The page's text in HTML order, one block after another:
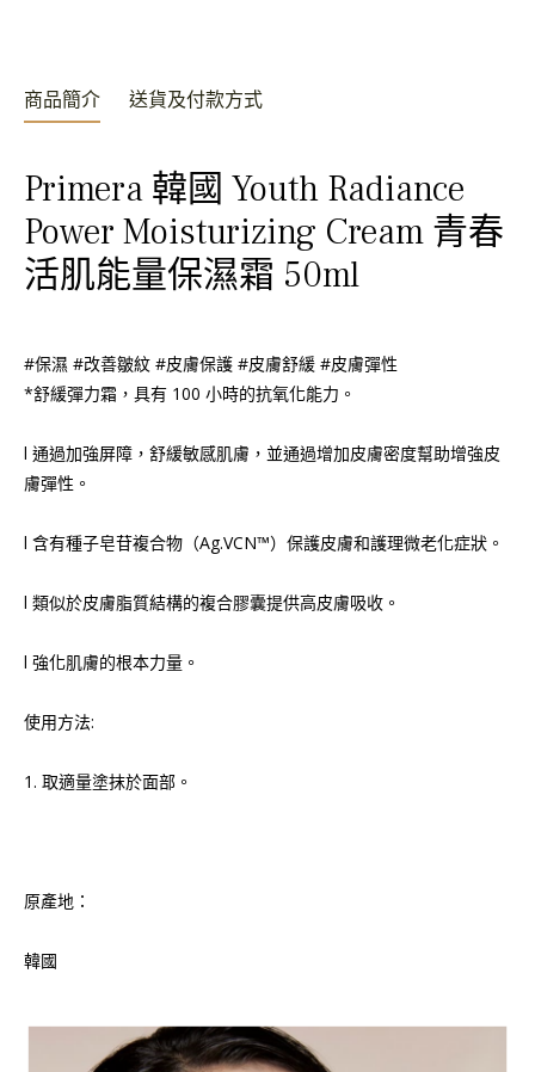
商品簡介 送貨及付款方式
Primera 韓國 Youth Radiance
Power Moisturizing Cream 青春
活肌能量保濕霜 50ml
#保濕 #改善皺紋 #皮膚保護 #皮膚舒緩 #皮膚彈性
*舒緩彈力霜，具有 100 小時的抗氧化能力。
l 通過加強屏障，舒緩敏感肌膚，並通過增加皮膚密度幫助增強皮
膚彈性。
l 含有種子皂苷複合物（Ag.VCN™）保護皮膚和護理微老化症狀。
l 類似於皮膚脂質結構的複合膠囊提供高皮膚吸收。
l 強化肌膚的根本力量。
使用方法:
1. 取適量塗抹於面部。
原產地：
韓國